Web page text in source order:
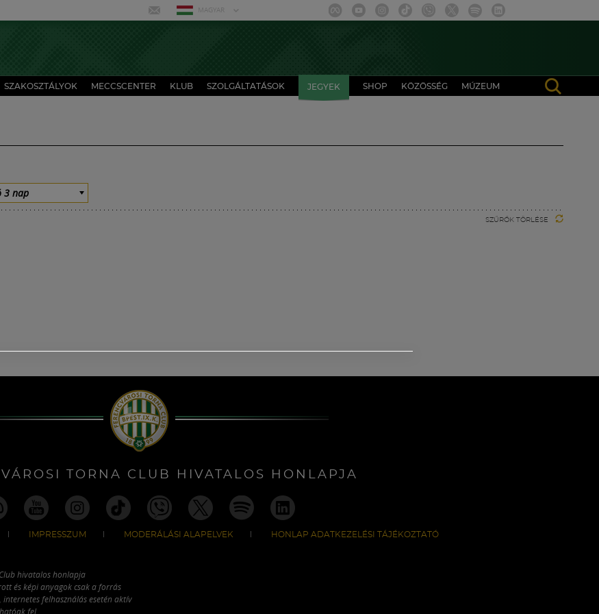
MAGYAR
SZAKOSZTÁLYOK MECCSCENTER KLUB SZOLGÁLTATÁSOK JEGYEK SHOP KÖZÖSSÉG MÚZEUM
3 nap
SZŰRŐK TÖRLÉSE
TORNA CLUB HIVATALOS HONLAPJA
IMPRESSZUM MODERÁLÁSI ALAPELVEK HONLAP ADATKEZELÉSI TÁJÉKOZTATÓ
hivatalos honlapja
és képi anyagok csak a forrás
internetes felhasználás esetén aktív
fel.